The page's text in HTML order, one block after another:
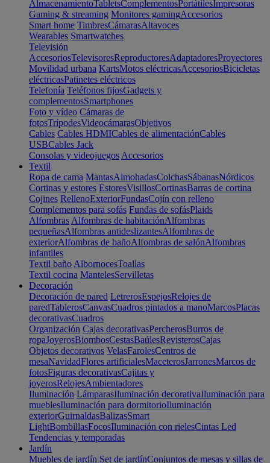
AlmacenamientoTabletsComplementosPortátilesImpresoras
Gaming & streaming Monitores gamingAccesorios
Smart home TimbresCámarasAltavoces
Wearables Smartwatches
Televisión
AccesoriosTelevisoresReproductoresAdaptadoresProyectores
Movilidad urbana KartsMotos eléctricasAccesoriosBicicletas
eléctricasPatinetes eléctricos
Telefonía Teléfonos fijosGadgets y
complementosSmartphones
Foto y vídeo Cámaras de
fotosTrípodesVideocámarasObjetivos
Cables Cables HDMICables de alimentaciónCables
USBCables Jack
Consolas y videojuegos Accesorios
Textil
Ropa de cama MantasAlmohadasColchasSábanasNórdicos
Cortinas y estores EstoresVisillosCortinasBarras de cortina
Cojines RellenoExteriorFundasCojín con relleno
Complementos para sofás Fundas de sofásPlaids
Alfombras Alfombras de habitaciónAlfombras
pequeñasAlfombras antideslizantesAlfombras de
exteriorAlfombras de bañoAlfombras de salónAlfombras
infantiles
Textil baño AlbornocesToallas
Textil cocina MantelesServilletas
Decoración
Decoración de pared LetrerosEspejosRelojes de
paredTablerosCanvasCuadros pintados a manoMarcosPlacas
decorativasCuadros
Organización Cajas decorativasPercherosBurros de
ropaJoyerosBiombosCestasBaúlesRevisterosCajas
Objetos decorativos VelasFarolesCentros de
mesaNavidadFlores artificialesMaceterosJarronesMarcos de
fotosFiguras decorativasCajitas y
joyerosRelojesAmbientadores
Iluminación LámparasIluminación decorativaIluminación para
mueblesIluminación para dormitorioIluminación
exteriorGuirnaldasBalizasSmart
LightBombillasFocosIluminación con rielesCintas Led
Tendencias y temporadas
Jardín
Muebles de jardín Set de jardínConjuntos de mesas y sillas de